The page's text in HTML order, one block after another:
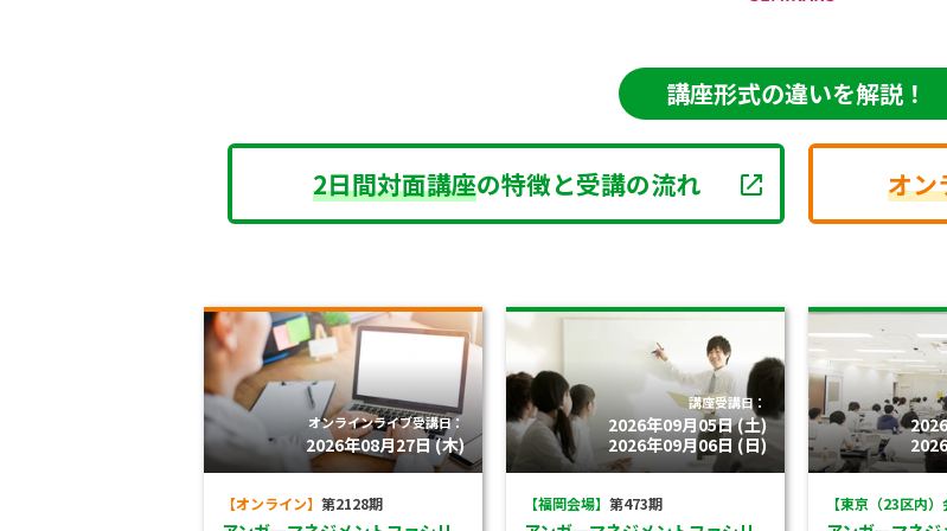
講座形式の違いを解説！
2日間対面講座の特徴と受講の流れ オン
オンラインライブ受講日：
2026年08月27日 (木)
【オンライン】 第2128期
講座受講日：
2026年09月05日 (土)
2026年09月06日 (日)
【福岡会場】 第473期 【東京（23区内）